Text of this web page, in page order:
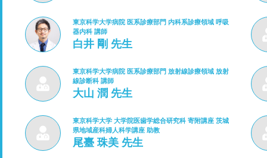
東京科学大学病院 医系診療部門 内科系診療領域 呼吸
器内科 講師
白井 剛 先生
東京科学大学病院 医系診療部門 放射線診療領域 放射
線診断科 講師
大山 潤 先生
東京科学大学 大学院医歯学総合研究科 寄附講座 茨城
県地域産科婦人科学講座 助教
尾臺 珠美 先生